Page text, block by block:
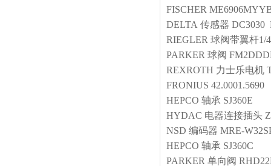
FISCHER
DELTA 传感器 DC3030
RIEGLER 球阀带翼杆1/
PARKER 球阀
REXROTH 力士乐电机
FRONIUS 42.0001.5690
HEPCO 轴承 SJ360E
HYDAC 电器连接插头
NSD 编码器 MRE-
HEPCO 轴承 SJ360C
PARKER 单向阀